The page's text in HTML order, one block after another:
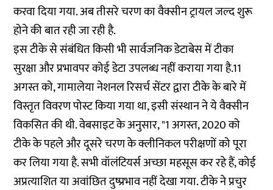
करवा दिया गया. अब तीसरे चरण का वैक्सीन ट्रायल जल्द शुरू
होने की बात रही जा रही है.
इस टीके से संबंधित किसी भी सार्वजनिक डेटाबेस में टीका
सुरक्षा और प्रभावपर कोई डेटा उपलब्ध नहीं कराया गया है.11
अगस्त को, गामालेया नेशनल रिसर्च सेंटर द्वारा टीके के बारे में
विस्तृत विवरण पोस्ट किया गया था, इसी संस्थान ने ये वैक्सीन
विकसित की थी. वेबसाइट के अनुसार, "1 अगस्त, 2020 को
टीके के पहले और दूसरे चरण के क्लीनिकल ​​परीक्षणों को पूरा
कर लिया गया है. सभी वॉलंटियर्स अच्छा महसूस कर रहे हैं, कोई
अप्रत्याशित या अवांछित दुष्प्रभाव नहीं देखा गया. टीके ने प्रचुर